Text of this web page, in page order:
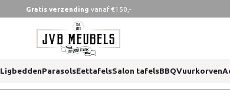
Gratis verzending vanaf €150,-
LigbeddenParasolsEettafelsSalon tafelsBBQVuurkorven